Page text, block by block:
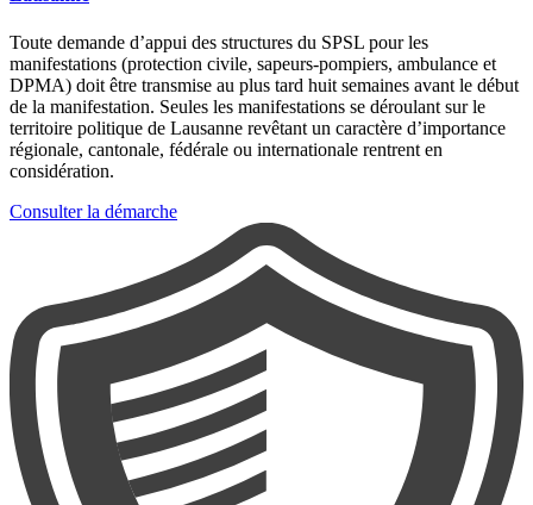
Toute demande d’appui des structures du SPSL pour les
manifestations (protection civile, sapeurs-pompiers, ambulance et
DPMA) doit être transmise au plus tard huit semaines avant le début
de la manifestation. Seules les manifestations se déroulant sur le
territoire politique de Lausanne revêtant un caractère d’importance
régionale, cantonale, fédérale ou internationale rentrent en
considération.
Consulter la démarche